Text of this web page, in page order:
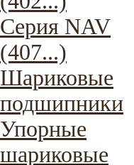
Серия NAV
(407...)
Шариковые
подшипники
Упорные
шариковые